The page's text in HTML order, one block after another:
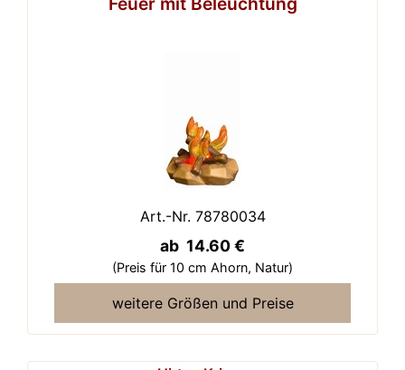
Art.-Nr. 78780034
ab 14.60 €
(Preis für 10 cm Ahorn, Natur)
weitere Größen und Preise